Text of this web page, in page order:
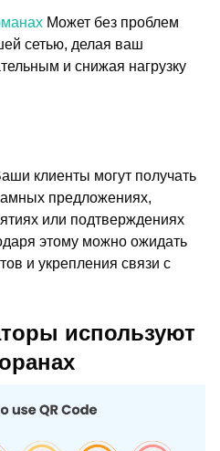
Может без проблем
сетью, делая ваш
и снижая нагрузку
клиенты могут получать
предложениях,
или подтверждениях
этому можно ожидать
и укрепления связи с
используют